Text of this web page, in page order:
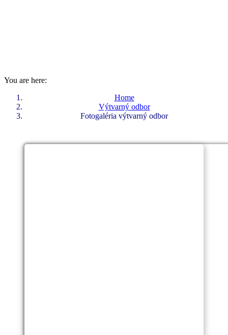
You are here:
Home
Výtvarný odbor
Fotogaléria výtvarný odbor